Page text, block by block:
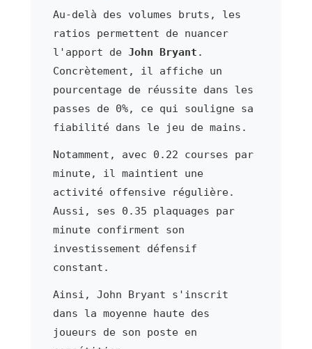
Au-delà des volumes bruts, les
ratios permettent de nuancer
l'apport de John Bryant .
Concrètement, il affiche un
pourcentage de réussite dans les
passes de 0%, ce qui souligne sa
fiabilité dans le jeu de mains.
Notamment, avec 0.22 courses par
minute, il maintient une
activité offensive régulière.
Aussi, ses 0.35 plaquages par
minute confirment son
investissement défensif
constant.
Ainsi, John Bryant s'inscrit
dans la moyenne haute des
joueurs de son poste en